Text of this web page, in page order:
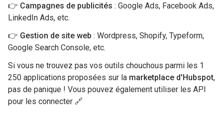
👉 Campagnes de publicités : Google Ads, Facebook Ads,
LinkedIn Ads, etc.
👉 Gestion de site web : Wordpress, Shopify, Typeform,
Google Search Console, etc.
Si vous ne trouvez pas vos outils chouchous parmi les 1
250 applications proposées sur la marketplace d'Hubspot,
pas de panique ! Vous pouvez également utiliser les API
pour les connecter 🔗